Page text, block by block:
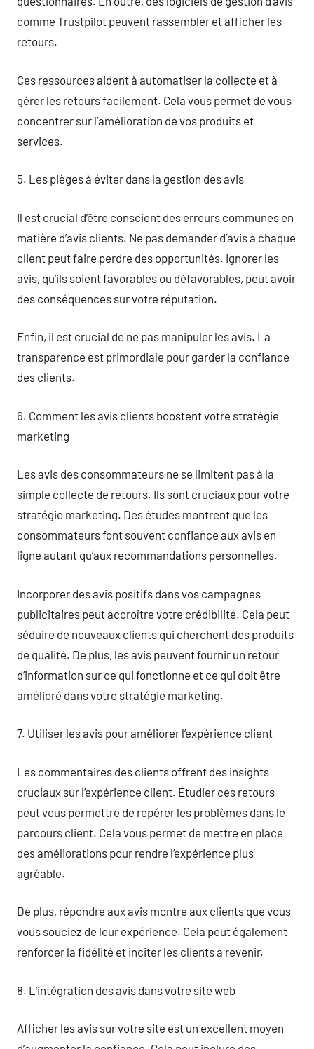
comme Trustpilot peuvent rassembler et afficher les
retours.
Ces ressources aident à automatiser la collecte et à
gérer les retours facilement. Cela vous permet de vous
concentrer sur l’amélioration de vos produits et
services.
5. Les pièges à éviter dans la gestion des avis
Il est crucial d’être conscient des erreurs communes en
matière d’avis clients. Ne pas demander d’avis à chaque
client peut faire perdre des opportunités. Ignorer les
avis, qu’ils soient favorables ou défavorables, peut avoir
des conséquences sur votre réputation.
Enfin, il est crucial de ne pas manipuler les avis. La
transparence est primordiale pour garder la confiance
des clients.
6. Comment les avis clients boostent votre stratégie
marketing
Les avis des consommateurs ne se limitent pas à la
simple collecte de retours. Ils sont cruciaux pour votre
stratégie marketing. Des études montrent que les
consommateurs font souvent confiance aux avis en
ligne autant qu’aux recommandations personnelles.
Incorporer des avis positifs dans vos campagnes
publicitaires peut accroître votre crédibilité. Cela peut
séduire de nouveaux clients qui cherchent des produits
de qualité. De plus, les avis peuvent fournir un retour
d’information sur ce qui fonctionne et ce qui doit être
amélioré dans votre stratégie marketing.
7. Utiliser les avis pour améliorer l’expérience client
Les commentaires des clients offrent des insights
cruciaux sur l’expérience client. Étudier ces retours
peut vous permettre de repérer les problèmes dans le
parcours client. Cela vous permet de mettre en place
des améliorations pour rendre l’expérience plus
agréable.
De plus, répondre aux avis montre aux clients que vous
vous souciez de leur expérience. Cela peut également
renforcer la fidélité et inciter les clients à revenir.
8. L’intégration des avis dans votre site web
Afficher les avis sur votre site est un excellent moyen